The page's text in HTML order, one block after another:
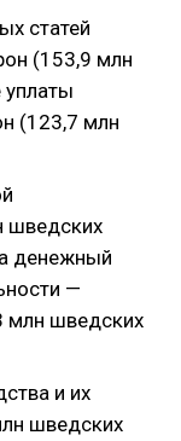
статей
(153,9 млн
(123,7 млн
шведских
денежный
—
млн шведских
и их
шведских